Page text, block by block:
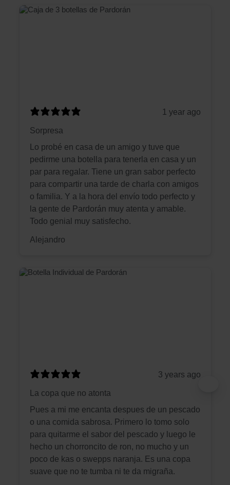
1 year ago
Sorpresa
Lo probé en casa de un amigo y tuve que
pedirme una botella para tenerla en casa y un
par para regalar. Tiene un gran sabor perfecto
para compartir una tarde de charla con amigos
o familia. Y a la hora del envío todo perfecto y
la gente de Pardorán muy atenta y amable.
Todo genial muy satisfecho.
Alejandro
3 years ago
La copa que no atonta
Pues a mi me encanta despues de un pescado
o una comida sabrosa. Primero lo tomo solo
para quitarme el sabor del pescado y luego le
hecho un chorroncito de ron, no mucho y un
poco de kas o swepps naranja. Es una copa
suave que no te tumba ni te da migraña.